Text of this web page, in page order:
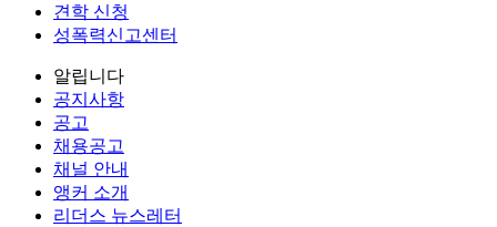
견학 신청
성폭력신고센터
알립니다
공지사항
공고
채용공고
채널 안내
앵커 소개
리더스 뉴스레터